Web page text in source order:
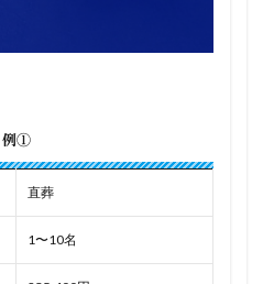
例①
直葬
1〜10名